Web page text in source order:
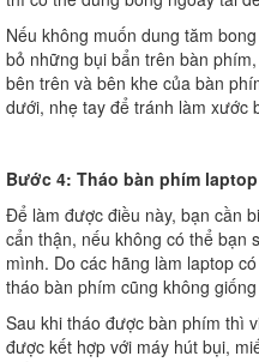
Nếu không muốn dung tăm
bỏ những bụi bẩn trên bàn
bên trên và bên khe của bàn
dưới, nhẹ tay để tránh làm xước
Bước 4: Tháo bàn phím laptop
Để làm được điều này, bạn cần
cẩn thận, nếu không có thể bạn
mình. Do các hãng làm laptop
tháo bàn phím cũng không
Sau khi tháo được bàn phím thì
được kết hợp với máy hút bụi,